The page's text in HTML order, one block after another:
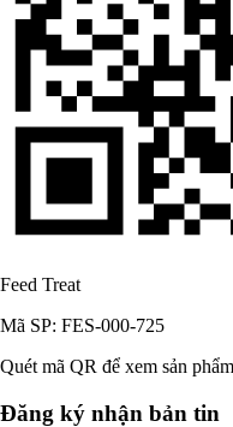
Feed Treat
Mã SP: FES-000-725
Quét mã QR để xem sản
Đăng ký nhận bản tin